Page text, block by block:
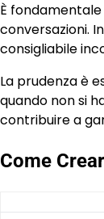
È
conversazioni.
consigliabile
La prudenza è
quando non si
contribuire a
Come